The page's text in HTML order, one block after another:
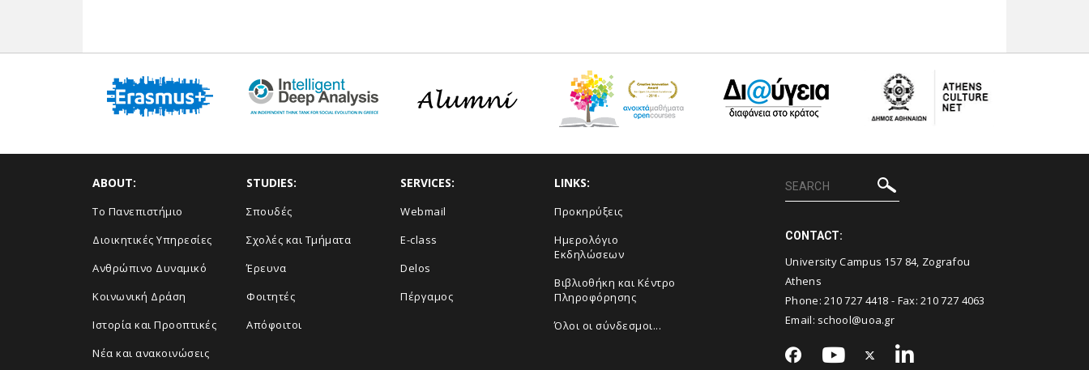
ABOUT:
Το Πανεπιστήμιο
Διοικητικές Υπηρεσίες
Ανθρώπινο Δυναμικό
Κοινωνική Δράση
Ιστορία και Προοπτικές
Νέα και ανακοινώσεις
STUDIES:
Σπουδές
Σχολές και Τμήματα
Έρευνα
Φοιτητές
Απόφοιτοι
SERVICES:
Webmail
E-class
Delos
Πέργαμος
LINKS:
Προκηρύξεις
Ημερολόγιο
Εκδηλώσεων
Βιβλιοθήκη και Κέντρο
Πληροφόρησης
Όλοι οι σύνδεσμοι...
CONTACT:
University Campus 157 84, Zografou
Athens
Phone:210 727 4418 - Fax:210 727 4063
Email: school@uoa.gr